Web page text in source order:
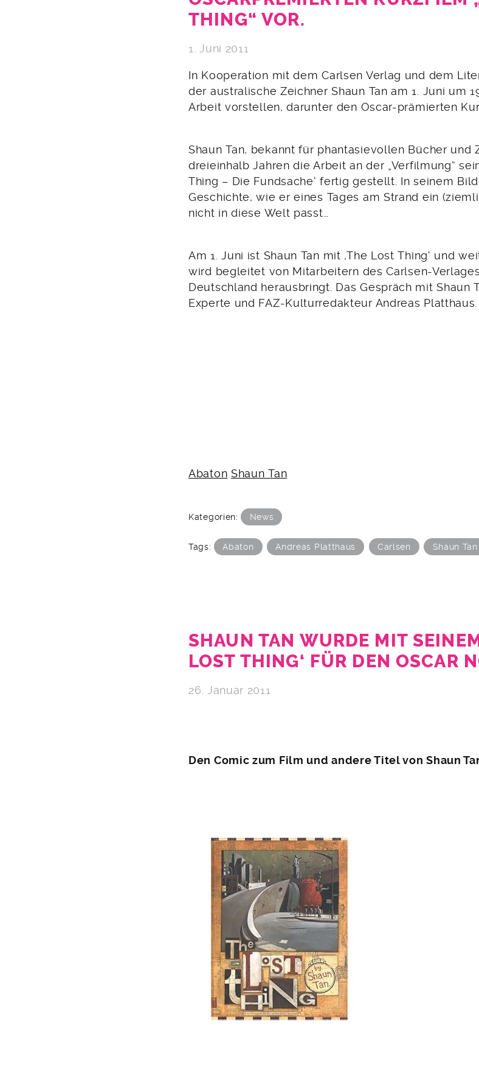
THING“ VOR.
1. Juni 2011
In Kooperation mit dem Carlsen Verlag und dem
der australische Zeichner Shaun Tan am 1. Juni um
Arbeit vorstellen, darunter den Oscar-prämierten
Shaun Tan, bekannt für phantasievollen Bücher und
dreieinhalb Jahren die Arbeit an der „Verfilmung“
Thing – Die Fundsache‘ fertig gestellt. In seinem
Geschichte, wie er eines Tages am Strand ein
nicht in diese Welt passt…
Am 1. Juni ist Shaun Tan mit ,The Lost Thing‘ und
wird begleitet von Mitarbeitern des Carlsen-
Deutschland herausbringt. Das Gespräch mit Shaun
Experte und FAZ-Kulturredakteur Andreas Platthaus.
Abaton Shaun Tan
Kategorien: News
Tags: Abaton Andreas Platthaus Carlsen Shaun Tan
SHAUN TAN WURDE MIT
LOST THING‘ FÜR DEN OSCAR
26. Januar 2011
Den Comic zum Film und andere Titel von Shaun